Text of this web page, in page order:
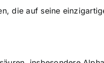
die auf seine